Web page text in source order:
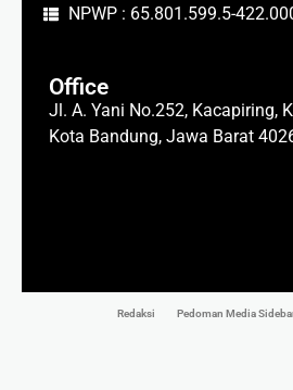
NPWP : 65.801.599.5-
Office
Jl. A. Yani No.252, Kacapiring,
Kota Bandung, Jawa Barat
Redaksi Pedoman Media